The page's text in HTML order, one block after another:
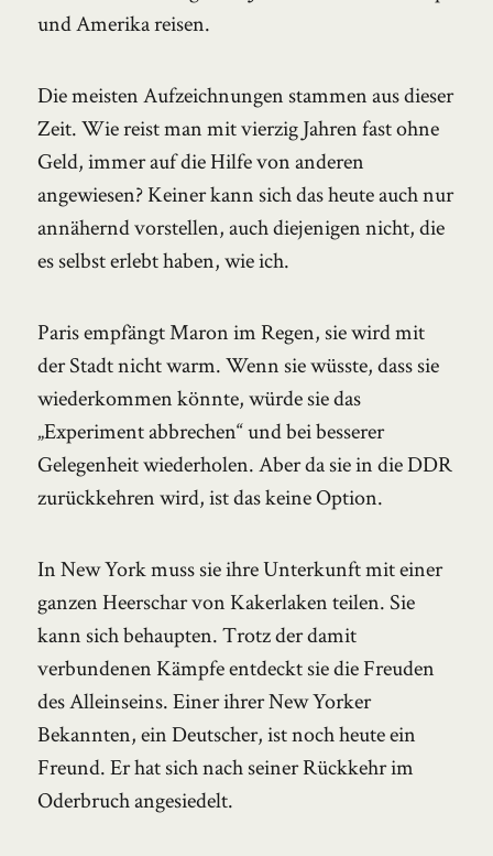
und Amerika reisen.
Die meisten Aufzeichnungen stammen aus dieser
Zeit. Wie reist man mit vierzig Jahren fast ohne
Geld, immer auf die Hilfe von anderen
angewiesen? Keiner kann sich das heute auch nur
annähernd vorstellen, auch diejenigen nicht, die
es selbst erlebt haben, wie ich.
Paris empfängt Maron im Regen, sie wird mit
der Stadt nicht warm. Wenn sie wüsste, dass sie
wiederkommen könnte, würde sie das
„Experiment abbrechen“ und bei besserer
Gelegenheit wiederholen. Aber da sie in die DDR
zurückkehren wird, ist das keine Option.
In New York muss sie ihre Unterkunft mit einer
ganzen Heerschar von Kakerlaken teilen. Sie
kann sich behaupten. Trotz der damit
verbundenen Kämpfe entdeckt sie die Freuden
des Alleinseins. Einer ihrer New Yorker
Bekannten, ein Deutscher, ist noch heute ein
Freund. Er hat sich nach seiner Rückkehr im
Oderbruch angesiedelt.